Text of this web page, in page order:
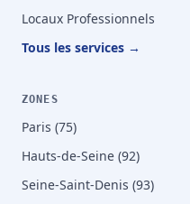
Locaux Professionnels
Tous les services →
ZONES
Paris (75)
Hauts-de-Seine (92)
Seine-Saint-Denis (93)